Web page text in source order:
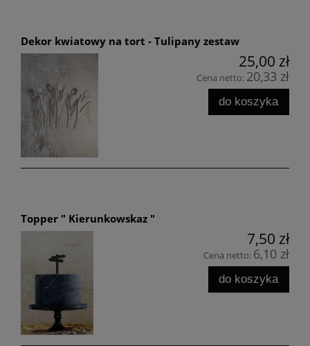
Dekor kwiatowy na tort - Tulipany zestaw
25,00 zł
Cena netto: 20,33 zł
do koszyka
Topper " Kierunkowskaz "
7,50 zł
Cena netto: 6,10 zł
do koszyka